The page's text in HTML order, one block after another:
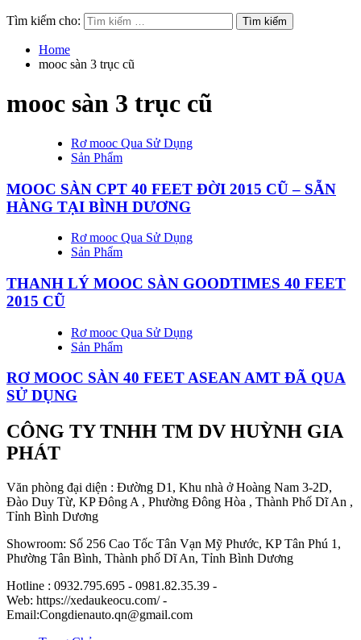
Tìm kiếm cho:
Home
mooc sàn 3 trục cũ
mooc sàn 3 trục cũ
Rơ mooc Qua Sử Dụng
Sản Phẩm
MOOC SÀN CPT 40 FEET ĐỜI 2015 CŨ – SẴN
HÀNG TẠI BÌNH DƯƠNG
Rơ mooc Qua Sử Dụng
Sản Phẩm
THANH LÝ MOOC SÀN GOODTIMES 40 FEET
2015 CŨ
Rơ mooc Qua Sử Dụng
Sản Phẩm
RƠ MOOC SÀN 40 FEET ASEAN AMT ĐÃ QUA
SỬ DỤNG
CÔNG TY TNHH TM DV HUỲNH GIA
PHÁT
Văn phòng đại diện : Đường D1, Khu nhà ở Hoàng Nam 3-2D,
Đào Duy Từ, KP Đông A , Phường Đông Hòa , Thành Phố Dĩ An ,
Tỉnh Bình Dương
Showroom: Số 256 Cao Tốc Tân Vạn Mỹ Phước, KP Tân Phú 1,
Phường Tân Bình, Thành phố Dĩ An, Tỉnh Bình Dương
Hotline : 0932.795.695 - 0981.82.35.39 -
Web: https://xedaukeocu.com/ -
Email:Congdienauto.qn@gmail.com